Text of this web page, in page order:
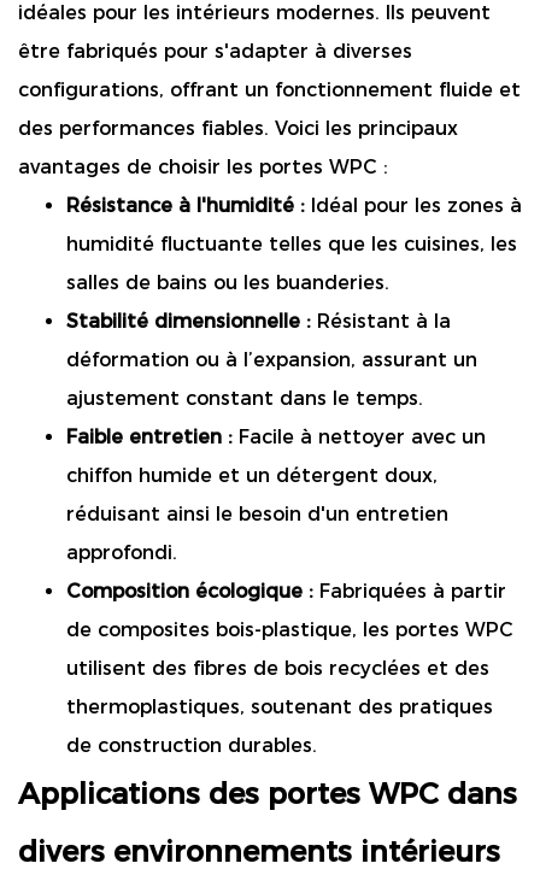
idéales pour les intérieurs modernes. Ils peuvent
être fabriqués pour s'adapter à diverses
configurations, offrant un fonctionnement fluide et
des performances fiables. Voici les principaux
avantages de choisir les portes WPC :
Résistance à l'humidité : Idéal pour les zones à
humidité fluctuante telles que les cuisines, les
salles de bains ou les buanderies.
Stabilité dimensionnelle : Résistant à la
déformation ou à l’expansion, assurant un
ajustement constant dans le temps.
Faible entretien : Facile à nettoyer avec un
chiffon humide et un détergent doux,
réduisant ainsi le besoin d'un entretien
approfondi.
Composition écologique : Fabriquées à partir
de composites bois-plastique, les portes WPC
utilisent des fibres de bois recyclées et des
thermoplastiques, soutenant des pratiques
de construction durables.
Applications des portes WPC dans
divers environnements intérieurs